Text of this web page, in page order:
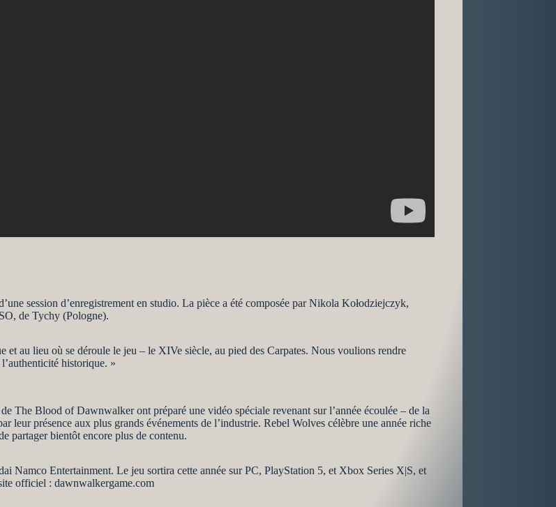
session d’enregistrement en studio. La pièce a été composée par Nikola Kołodziejczyk,
de Tychy (Pologne).
et au lieu où se déroule le jeu – le XIVe siècle, au pied des Carpates. Nous voulions rendre
historique. »
The Blood of Dawnwalker ont préparé une vidéo spéciale revenant sur l’année écoulée – de la
leur présence aux plus grands événements de l’industrie. Rebel Wolves célèbre une année riche
partager bientôt encore plus de contenu.
Namco Entertainment. Le jeu sortira cette année sur PC, PlayStation 5, et Xbox Series X|S, et
officiel : dawnwalkergame.com